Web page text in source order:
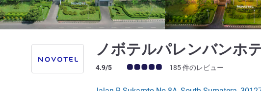
ノボテルパレンバンホ
お客さまの声 (確認済みレビュー アコーホテルズ)
4.9/5 185 件のレビュー